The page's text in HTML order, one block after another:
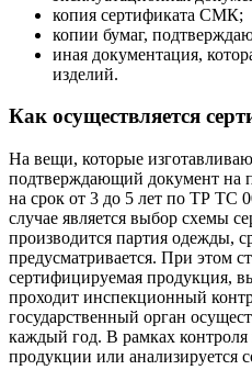
копия сертификата СМК;
копии бумаг,
иная документация,
изделий.
Как осуществляется
На вещи, которые
подтверждающий документ на
на срок от 3 до 5 лет по ТР ТС
случае является выбор схемы
производится партия одежды,
предусматривается. При этом
сертифицируемая продукция,
проходит инспекционный
государственный орган
каждый год. В рамках контроля
продукции или анализируется